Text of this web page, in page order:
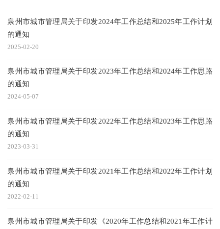
泉州市城市管理局关于印发2024年工作总结和2025年工作计划
的通知
2025-02-20
泉州市城市管理局关于印发2023年工作总结和2024年工作思路
的通知
2024-05-07
泉州市城市管理局关于印发2022年工作总结和2023年工作思路
的通知
2023-03-31
泉州市城市管理局关于印发2021年工作总结和2022年工作计划
的通知
2022-02-11
泉州市城市管理局关于印发《2020年工作总结和2021年工作计